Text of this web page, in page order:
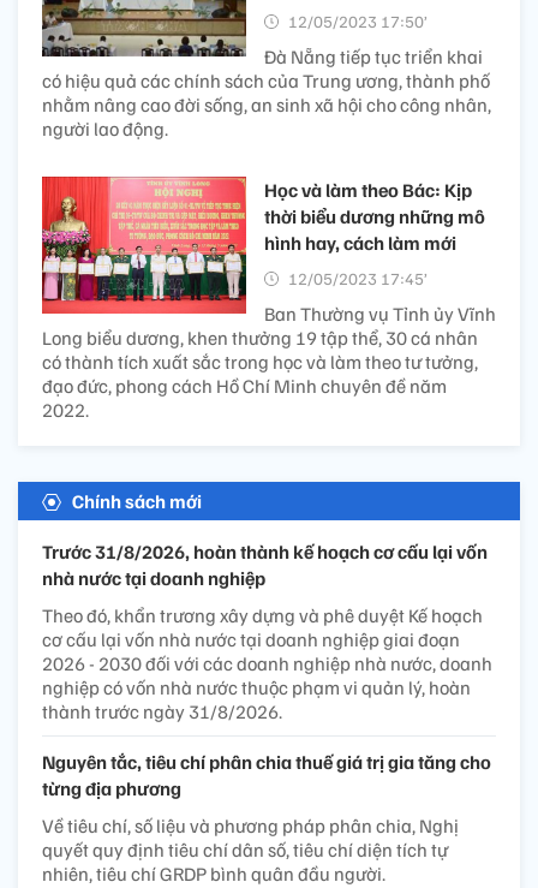
12/05/2023 17:50’
Đà Nẵng tiếp tục triển khai
có hiệu quả các chính sách của Trung ương, thành phố
nhằm nâng cao đời sống, an sinh xã hội cho công nhân,
người lao động.
Học và làm theo Bác: Kịp
thời biểu dương những mô
hình hay, cách làm mới
12/05/2023 17:45’
Ban Thường vụ Tỉnh ủy Vĩnh
Long biểu dương, khen thưởng 19 tập thể, 30 cá nhân
có thành tích xuất sắc trong học và làm theo tư tưởng,
đạo đức, phong cách Hồ Chí Minh chuyên đề năm
2022.
Chính sách mới
Trước 31/8/2026, hoàn thành kế hoạch cơ cấu lại vốn
nhà nước tại doanh nghiệp
Theo đó, khẩn trương xây dựng và phê duyệt Kế hoạch
cơ cấu lại vốn nhà nước tại doanh nghiệp giai đoạn
2026 - 2030 đối với các doanh nghiệp nhà nước, doanh
nghiệp có vốn nhà nước thuộc phạm vi quản lý, hoàn
thành trước ngày 31/8/2026.
Nguyên tắc, tiêu chí phân chia thuế giá trị gia tăng cho
từng địa phương
Về tiêu chí, số liệu và phương pháp phân chia, Nghị
quyết quy định tiêu chí dân số, tiêu chí diện tích tự
nhiên, tiêu chí GRDP bình quân đầu người.